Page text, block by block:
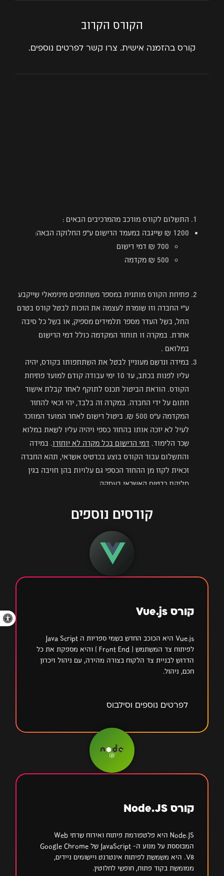
פתח
Integration
Dev Lifecycle
הקורס הקרוב
קורס בהזמנה אישית. צרו קשר לפרטים נוספים.
התשלום לקורס מורכב מהמרכיבים הבאים :
1200 ₪ שייגבה במעמד הרישום ע"פ החלוקה הבאה:
700 ₪ דמי רישום
500 ₪ מקדמה
פתיחת הקורס מותנית במספר משתתפים מינימאלי שייקבע
ע"י החברה וזו שומרת לעצמה את הזכות לבטל קורס בטרם
החל, בשל העדר מספר תלמידים מספיק, או בשל כל סיבה
אחרת. במקרה זו תוחזר המקדמה כולל דמי הרישום
במלואם .
במידה ונרשם מעוניין לבטל את השתתפותו בקורס, יהיה
עליו לפנות בכתב, עד 10 ימי עבודה קודם למועד פתיחת
הקורס. הוראת הביטול תכנס לתוקף לאחר קבלת אישור
חתום על ידי החברה. במקרה זה בלבד, יהי זכאי להחזר
המקדמה ע"ס 500 ₪. ביטול רישום לאחר המועד המוזכר
לעיל לא יזכה אותו בהחזר כספי ויהיה עליו לשאת במלוא
שכר הלימוד. דמי הרישום בכל מקרה לא יוחזרו . במידה
והתשלום עבור הקורס בוצע בכרטיס אשראי, תהא החברה
זכאית לקזז מן ההחזר הכספי גם עלויות בהן חויבה בגין
סליקת כרטיס האשראי בעסקה.
קורסים נוספים
קורס Vue.js
Vue.js היא הכוכב החדש בשמי ספריות ה Java Script
לפיתוח צד המשתמש ( Front End ) והיא מספקת את כל
הדרוש לבניית צד הלקוח בצורה מהירה, עם ניהול זיכרון
חכם, ניהול…
לפרטים נוספים וסילבוס
קורס Node.JS
Node.JS היא פלטפורמת פיתוח ואירוח שרתי Web
המבוססת על מנוע ה- JavaScript של Google Chrome
V8. היא משמשת לפיתוח אינטרנט ויישומים ניידים,
ממומשת בקוד פתוח, חופשי לחלוטין…